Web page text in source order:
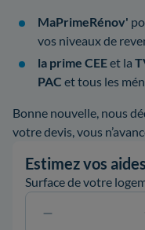
MaPrimeRénov'
vos niveaux de
la prime CEEet la
PAC et tous les
Bonne nouvelle, nous
votre devis, vous
Estimez vos
Surface de votre